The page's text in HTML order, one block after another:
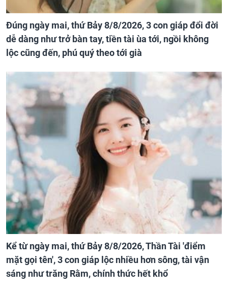
Đúng ngày mai, thứ Bảy 8/8/2026, 3 con giáp đổi đời
dễ dàng như trở bàn tay, tiền tài ùa tới, ngồi không
lộc cũng đến, phú quý theo tới già
Kể từ ngày mai, thứ Bảy 8/8/2026, Thần Tài 'điểm
mặt gọi tên', 3 con giáp lộc nhiều hơn sông, tài vận
sáng như trăng Rằm, chính thức hết khổ